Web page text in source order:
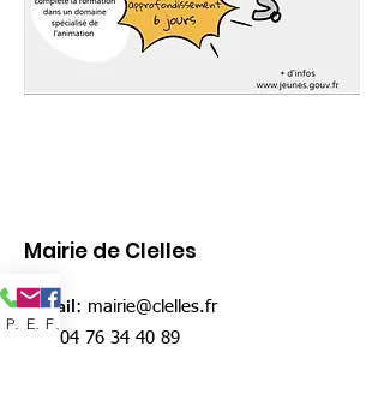
Mairie de Clelles
E-mail: mairie@clelles.fr
Tél
04 76 34 40 89
Phone Email